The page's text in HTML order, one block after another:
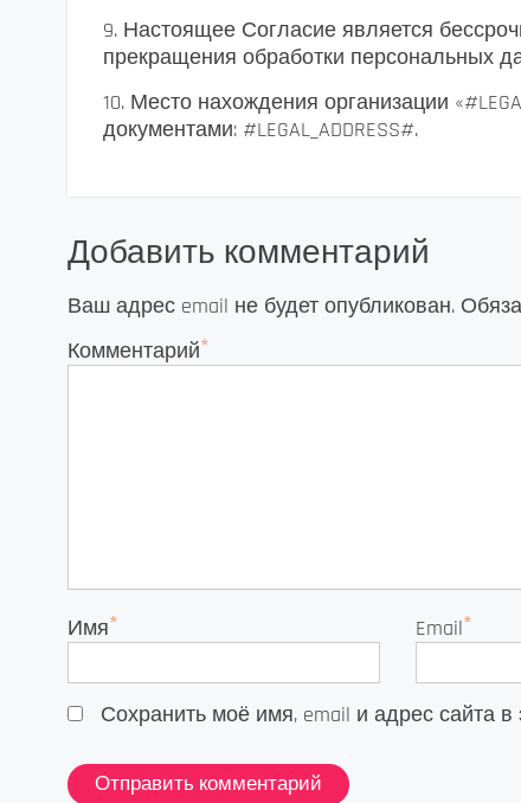
9. Настоящее Согласие является
прекращения обработки персональных
10. Место нахождения организации
документами: #LEGAL_ADDRESS#.
Добавить комментарий
Ваш адрес email не будет опубликован.
Комментарий*
Имя* Email*
Сохранить моё имя, email и адрес сайта